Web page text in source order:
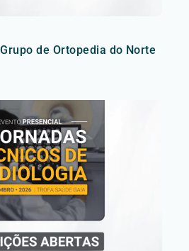
de Ortopedia do Norte